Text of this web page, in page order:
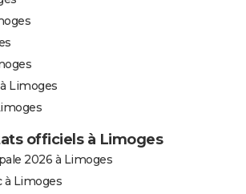
Limoges
officiels à Limoges
2026 à Limoges
à Limoges